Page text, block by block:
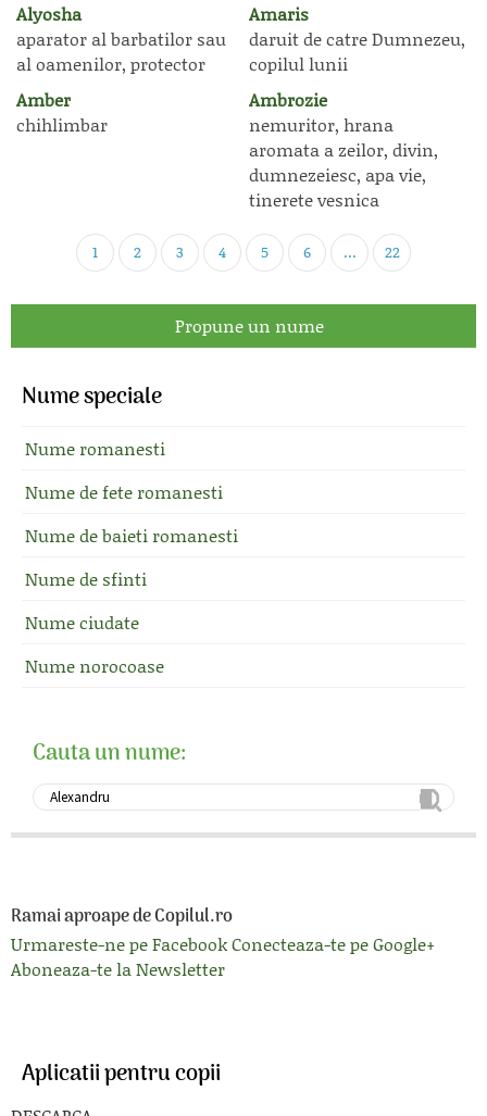
Alyosha
aparator al barbatilor sau
al oamenilor, protector
Amaris
daruit de catre Dumnezeu,
copilul lunii
Amber
chihlimbar
Ambrozie
nemuritor, hrana
aromata a zeilor, divin,
dumnezeiesc, apa vie,
tinerete vesnica
1 2 3 4 5 6 ... 22
Propune un nume
Nume speciale
Nume romanesti
Nume de fete romanesti
Nume de baieti romanesti
Nume de sfinti
Nume ciudate
Nume norocoase
Cauta un nume:
Ramai aproape de Copilul.ro
Urmareste-ne pe FacebookConecteaza-te pe Google+
Aboneaza-te la Newsletter
Aplicatii pentru copii